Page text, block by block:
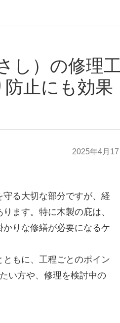
し）の修理工
止にも効果
2025年4月17
る大切な部分ですが、経
ます。特に木製の庇は、
りな修繕が必要になるケ
もに、工程ごとのポイン
い方や、修理を検討中の